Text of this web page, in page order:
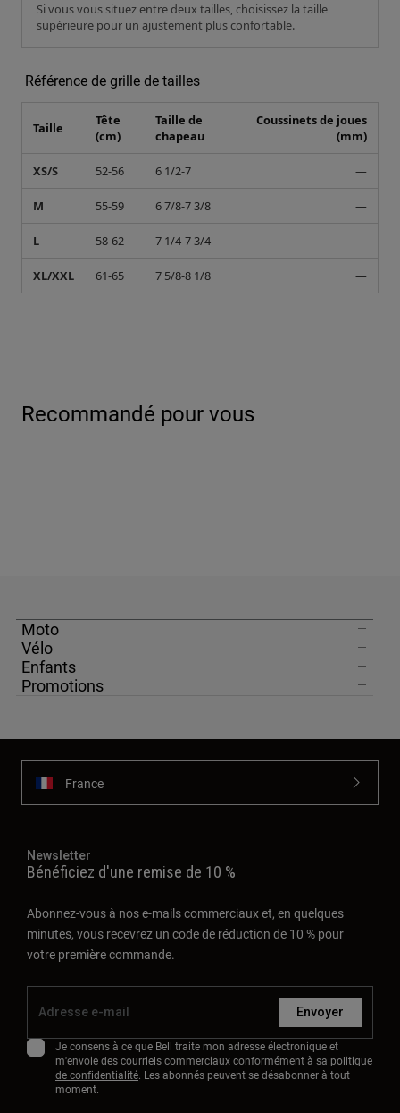
Si vous vous situez entre deux tailles, choisissez la taille
supérieure pour un ajustement plus confortable.
Référence de grille de tailles
Taille
Tête
(cm)
Taille de
chapeau
Coussinets de joues
(mm)
XS/S 52-56 6 1/2-7 —
M 55-59 6 7/8-7 3/8 —
L 58-62 7 1/4-7 3/4 —
XL/XXL 61-65 7 5/8-8 1/8 —
Recommandé pour vous
Moto
Vélo
Enfants
Promotions
France
Newsletter
Bénéficiez d'une remise de 10 %
Abonnez-vous à nos e-mails commerciaux et, en quelques
minutes, vous recevrez un code de réduction de 10 % pour
votre première commande.
Envoyer
Je consens à ce que Bell traite mon adresse électronique et
m'envoie des courriels commerciaux conformément à sa politique
de confidentialité. Les abonnés peuvent se désabonner à tout
moment.